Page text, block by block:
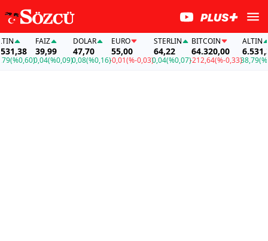
FAİZ
39,99
0,04(%0,09)
DOLAR
47,70
0,08(%0,16)
EURO
55,00
-0,01(%-0,03)
STERLIN
64,22
0,04(%0,07)
BITCOIN
64.320,00
-212,64(%-0,33)
ALTIN
6.531,38
38,79